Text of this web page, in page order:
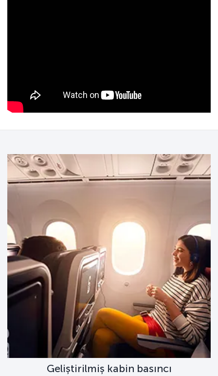
Geliştirilmiş kabin basıncı